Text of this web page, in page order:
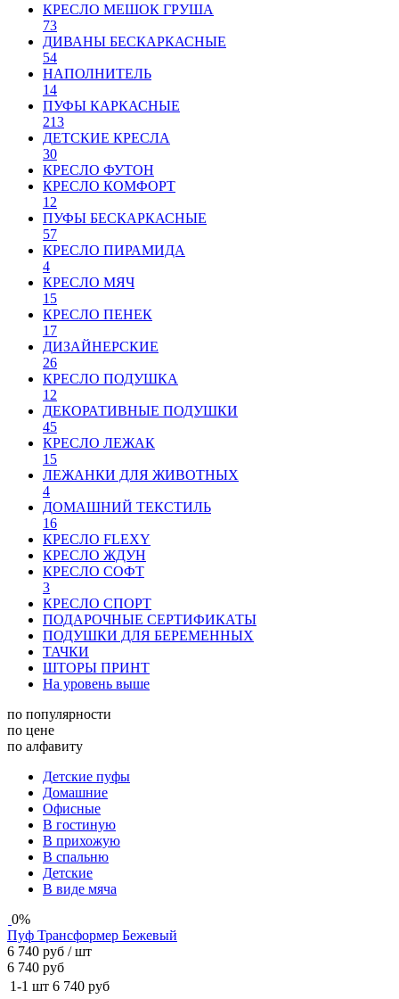
КРЕСЛО МЕШОК ГРУША
73
ДИВАНЫ БЕСКАРКАСНЫЕ
54
НАПОЛНИТЕЛЬ
14
ПУФЫ КАРКАСНЫЕ
213
ДЕТСКИЕ КРЕСЛА
30
КРЕСЛО ФУТОН
КРЕСЛО КОМФОРТ
12
ПУФЫ БЕСКАРКАСНЫЕ
57
КРЕСЛО ПИРАМИДА
4
КРЕСЛО МЯЧ
15
КРЕСЛО ПЕНЕК
17
ДИЗАЙНЕРСКИЕ
26
КРЕСЛО ПОДУШКА
12
ДЕКОРАТИВНЫЕ ПОДУШКИ
45
КРЕСЛО ЛЕЖАК
15
ЛЕЖАНКИ ДЛЯ ЖИВОТНЫХ
4
ДОМАШНИЙ ТЕКСТИЛЬ
16
КРЕСЛО FLEXY
КРЕСЛО ЖДУН
КРЕСЛО СОФТ
3
КРЕСЛО СПОРТ
ПОДАРОЧНЫЕ СЕРТИФИКАТЫ
ПОДУШКИ ДЛЯ БЕРЕМЕННЫХ
ТАЧКИ
ШТОРЫ ПРИНТ
На уровень выше
по популярности
по цене
по алфавиту
Детские пуфы
Домашние
Офисные
в гостиную
в прихожую
в спальню
Детские
В виде мяча
0%
Пуф Трансформер Бежевый
6 740 руб / шт
6 740 руб
1-1 шт 6 740 руб